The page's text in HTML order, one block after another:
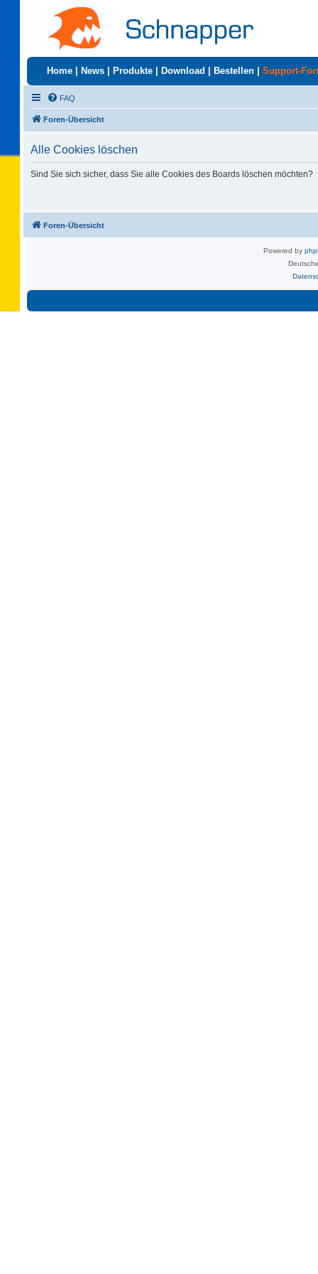
Home News Produkte Download Bestellen Support-
FAQ
Foren-Übersicht
Alle Cookies löschen
Sind Sie sich sicher, dass Sie alle Cookies des Boards löschen möchten?
Foren-Übersicht
Powered by